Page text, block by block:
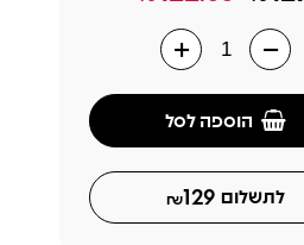
הוספה לסל
לתשלום 129
₪